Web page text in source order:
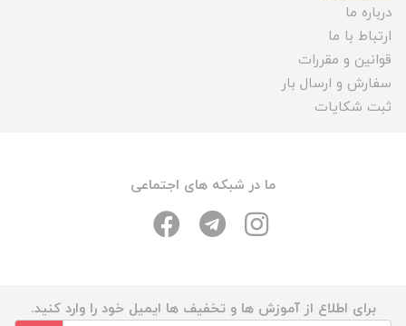
درباره ما
ارتباط با ما
قوانین و مقررات
سفارش و ارسال بار
ثبت شکایات
ما در شبکه های اجتماعی
برای اطلاع از آموزش ها و تخفیف ها ایمیل خود را وارد کنید.